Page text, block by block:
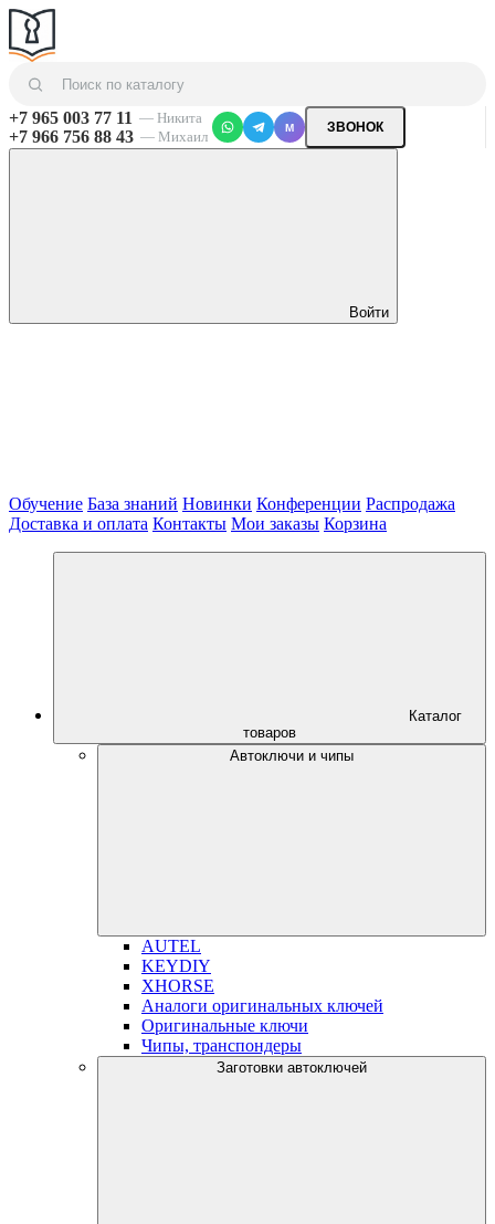
+7 965 003 77 11 — Никита
+7 966 756 88 43 — Михаил
M ЗВОНОК
Войти
Обучение База знаний Новинки Конференции Распродажа
Доставка и оплата Контакты Мои заказы Корзина
Каталог
товаров
Автоключи и чипы
AUTEL
KEYDIY
XHORSE
Аналоги оригинальных ключей
Оригинальные ключи
Чипы, транспондеры
Заготовки автоключей